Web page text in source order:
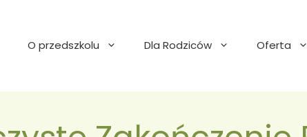
O przedszkolu Dla Rodziców Oferta